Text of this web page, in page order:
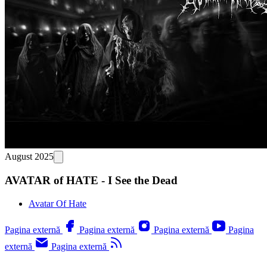
August 2025
AVATAR of HATE - I See the Dead
Avatar Of Hate
Pagina externă Pagina externă Pagina externă
Pagina
externă
Pagina externă